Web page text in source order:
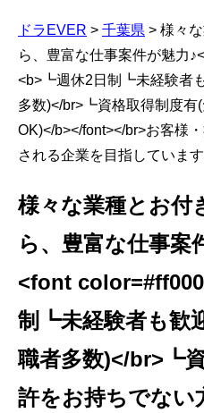
ドラEVER > 千葉県 > 様々
ら、豊富な仕事案件が魅力
<b>┗週休2日制┗未経験者
多数)</br>┗資格取得制度有
OK)</b></font></br>お客様
される企業を目指しています
様々な業種とお付
ら、豊富な仕事案
<font
制┗未経験者も歓
職者多数)</br>┗
許をお持ちでない